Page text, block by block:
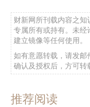
财新网所刊载内容之知
专属所有或持有。未经
建立镜像等任何使用。
如有意愿转载，请发邮
确认及授权后，方可转
推荐阅读